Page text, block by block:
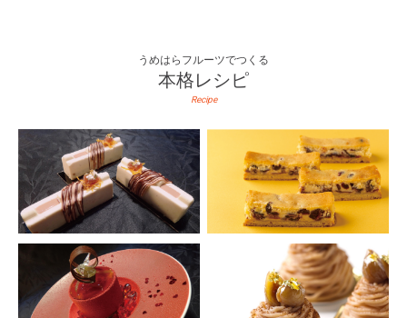
うめはらフルーツでつくる
本格レシピ
Recipe